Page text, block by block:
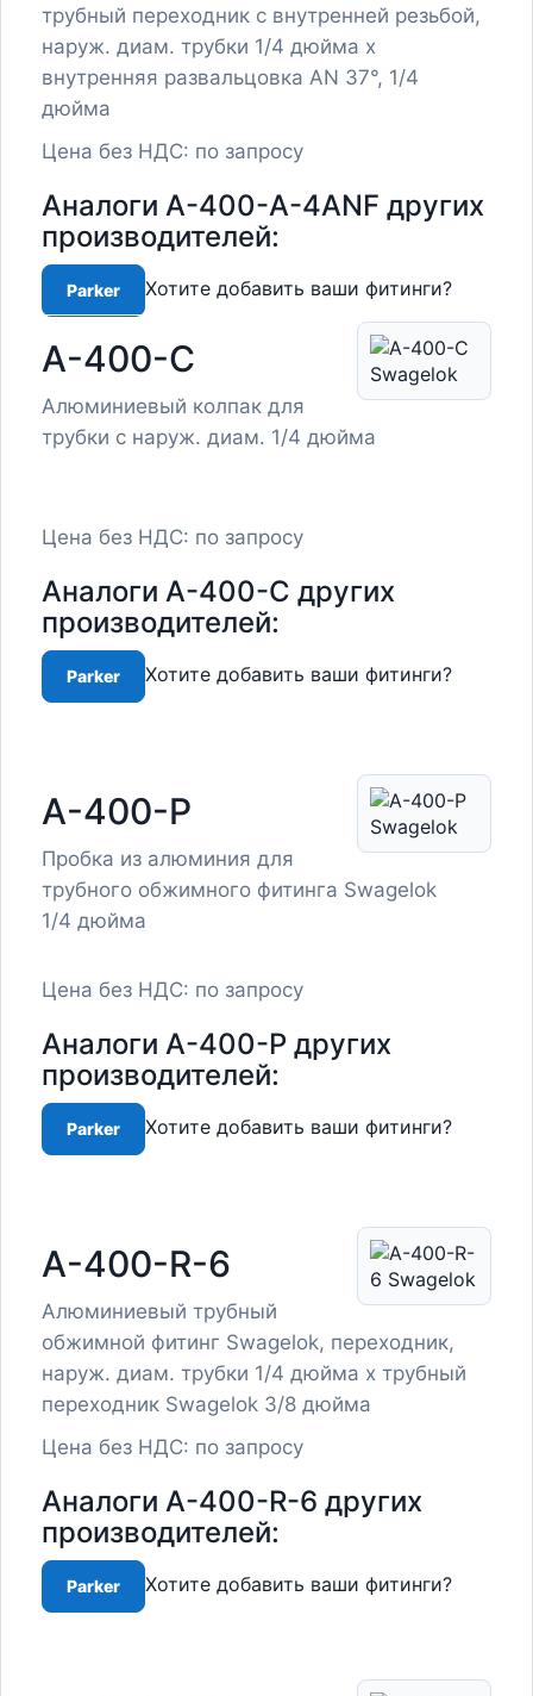
трубный переходник с внутренней резьбой,
наруж. диам. трубки 1/4 дюйма x
внутренняя развальцовка AN 37°, 1/4
дюйма
Цена без НДС: по запросу
Аналоги A-400-A-4ANF других
производителей:
Parker Хотите добавить ваши фитинги?
A-400-C
Алюминиевый колпак для
трубки с наруж. диам. 1/4 дюйма
Цена без НДС: по запросу
Аналоги A-400-C других
производителей:
Parker Хотите добавить ваши фитинги?
A-400-P
Пробка из алюминия для
трубного обжимного фитинга Swagelok
1/4 дюйма
Цена без НДС: по запросу
Аналоги A-400-P других
производителей:
Parker Хотите добавить ваши фитинги?
A-400-R-6
Алюминиевый трубный
обжимной фитинг Swagelok, переходник,
наруж. диам. трубки 1/4 дюйма x трубный
переходник Swagelok 3/8 дюйма
Цена без НДС: по запросу
Аналоги A-400-R-6 других
производителей:
Parker Хотите добавить ваши фитинги?